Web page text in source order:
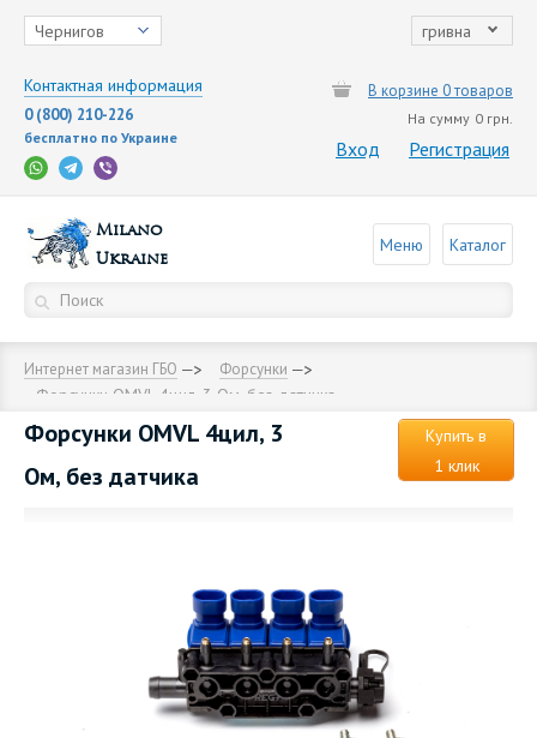
Чернигов гривна
Контактная информация
0 (800) 210-226
бесплатно по Украине
В корзине 0 товаров
На сумму 0 грн.
Вход Регистрация
Milano
Ukraine
Меню Каталог
Интернет магазин ГБО Форсунки
Форсунки OMVL 4цил, 3 Ом, без датчика
Форсунки OMVL 4цил, 3
Ом, без датчика
Купить в
1 клик